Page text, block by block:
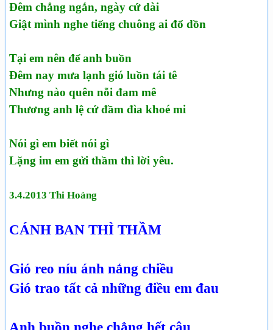
Đêm chẳng ngắn, ngày cứ dài
Giật mình nghe tiếng chuông ai đổ dồn
Tại em nên để anh buồn
Đêm nay mưa lạnh gió luồn tái tê
Nhưng nào quên nỗi đam mê
Thương anh lệ cứ đầm đìa khoé mi
Nói gì em biết nói gì
Lặng im em gửi thầm thì lời yêu.
3.4.2013 Thi Hoàng
CÁNH BAN THÌ THẦM
Gió reo níu ánh nắng chiều
Gió trao tất cả những điều em đau